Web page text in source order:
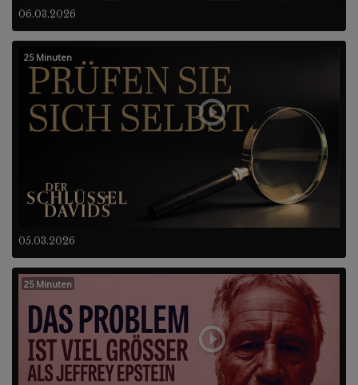
06.03.2026
05.03.2026
25 Minuten
25 Minuten